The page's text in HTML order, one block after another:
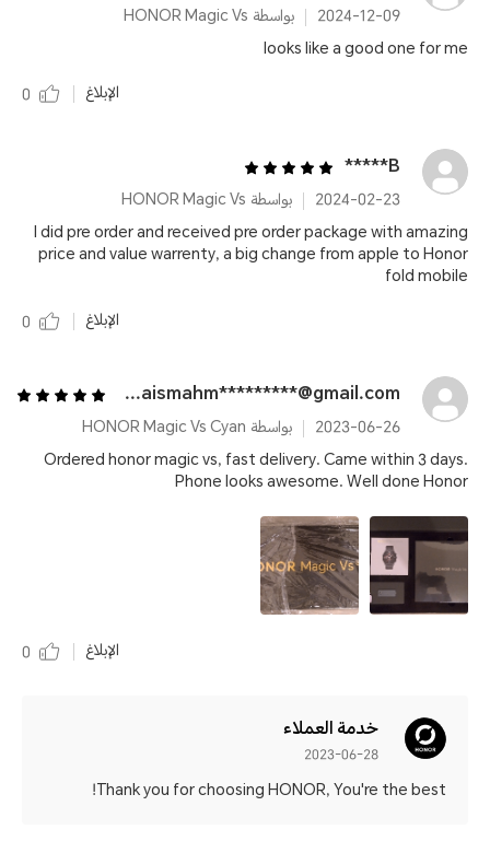
2024-12-09
بواسطة HONOR Magic Vs
looks like a good one for me
الإبلاغ
0
B*****
2024-02-23
بواسطة HONOR Magic Vs
I did pre order and received pre order package with amazing
price and value warrenty, a big change from apple to Honor
fold mobile
الإبلاغ
0
awaismahm*********@gmail.com
2023-06-26
بواسطة HONOR Magic Vs Cyan
Ordered honor magic vs, fast delivery. Came within 3 days.
Phone looks awesome. Well done Honor
الإبلاغ 0
خدمة العملاء
2023-06-28
Thank you for choosing HONOR, You're the best!